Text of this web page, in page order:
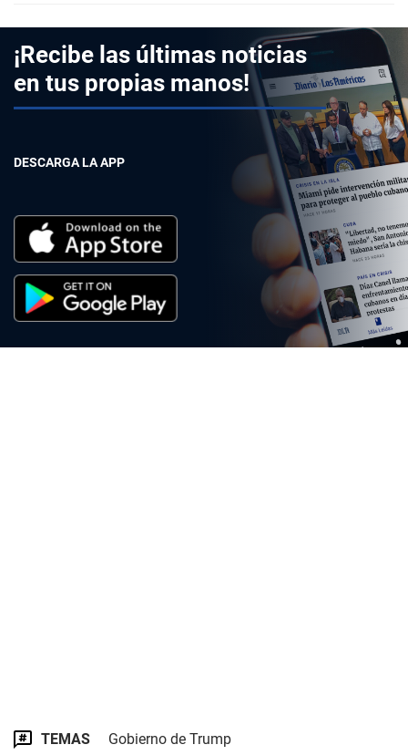
¡Recibe las últimas noticias
en tus propias manos!
DESCARGA LA APP
TEMAS Gobierno de Trump